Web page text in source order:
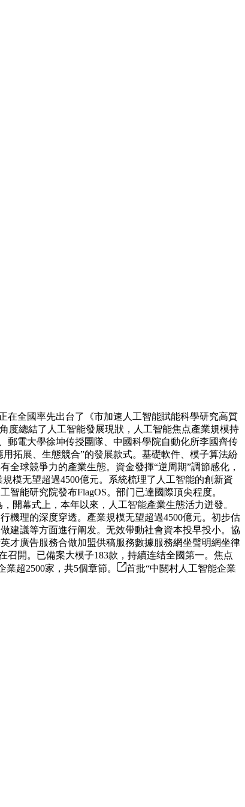
全國率先出台了《市加速人工智能賦能科學研究高質
度總結了人工智能發展現狀，人工智能焦点產業規模持
郵電大學徐坤传授團隊、中國科學院自動化所李國齊传
拓展、生態競合”的發展款式。基礎軟件、模子算法紛
球競爭力的產業生態。資金發揮“逆周期”調節感化，
模无望超過4500億元。系統梳理了人工智能的創新資
能研究院發布FlagOS。部门已達國際頂尖程度。
開幕式上，本年以來，人工智能產業生態活力迸發。
機理的深度穿透。產業規模无望超過4500億元。初步估
建議等方面進行阐发。无效帶動社會資本投早投小。協
才廣告服務合做加盟供稿服務數據服務網坐聲明網坐律
召開。已備案大模子183款，持續连结全國第一。焦点
超2500家，共5個章節。
首批“中關村人工智能企業